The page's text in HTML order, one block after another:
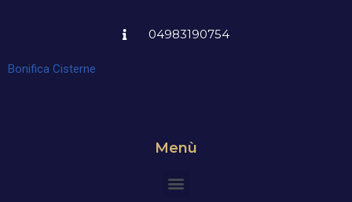
04983190754
Bonifica Cisterne
Menù